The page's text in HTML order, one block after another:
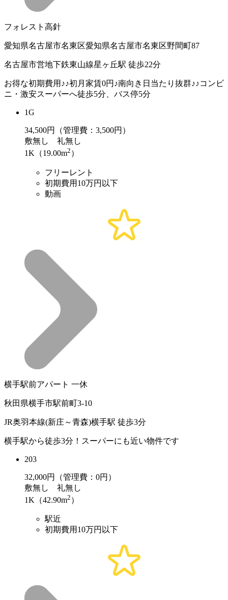
フォレスト高針
愛知県名古屋市名東区愛知県名古屋市名東区野間町87
名古屋市営地下鉄東山線星ヶ丘駅 徒歩22分
お得な初期費用♪♪初月家賃0円♪南向き日当たり抜群♪♪コンビ
ニ・激安スーパーへ徒歩5分、バス停5分
1G
34,500円（管理費：3,500円）
敷無し 礼無し
1K（19.00m2 ）
フリーレント
初期費用10万円以下
動画
横手駅前アパート 一休
秋田県横手市駅前町3-10
JR奥羽本線(新庄～青森)横手駅 徒歩3分
横手駅から徒歩3分！スーパーにも近い物件です
203
32,000円（管理費：0円）
敷無し 礼無し
1K（42.90m2 ）
駅近
初期費用10万円以下